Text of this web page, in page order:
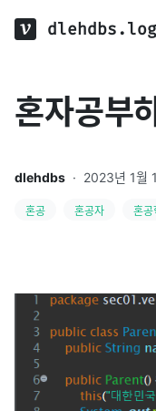
dlehdbs.log
혼자공부
dlehdbs · 2023년 1월
혼공 혼공자 혼공